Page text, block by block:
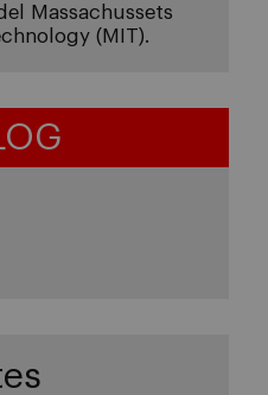
Massachussets
(MIT).